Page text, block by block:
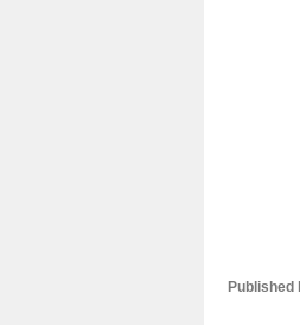
Published